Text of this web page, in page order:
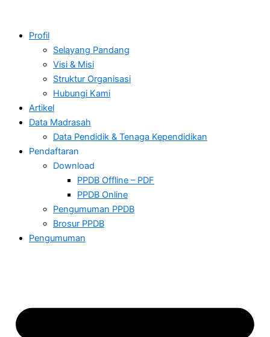
Profil
Selayang Pandang
Visi & Misi
Struktur Organisasi
Hubungi Kami
Artikel
Data Madrasah
Data Pendidik & Tenaga Kependidikan
Pendaftaran
Download
PPDB Offline – PDF
PPDB Online
Pengumuman PPDB
Brosur PPDB
Pengumuman